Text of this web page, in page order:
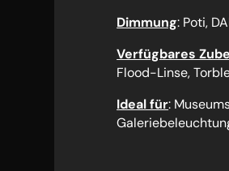
Dimmung: Poti,
Verfügbares
Flood-Linse,
Ideal für: